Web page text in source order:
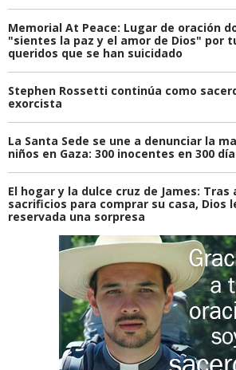
Memorial At Peace: Lugar de oración
"sientes la paz y el amor de Dios" por
queridos que se han suicidado
Stephen Rossetti continúa como
exorcista
La Santa Sede se une a denunciar la
niños en Gaza: 300 inocentes en 300
El hogar y la dulce cruz de James: Tras
sacrificios para comprar su casa, Dios
reservada una sorpresa